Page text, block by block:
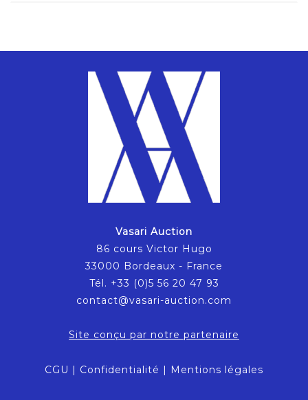
Vasari Auction
86 cours Victor Hugo
33000 Bordeaux - France
Tél. +33 (0)5 56 20 47 93
contact@vasari-auction.com
Site conçu par notre partenaire
CGU | Confidentialité | Mentions légales